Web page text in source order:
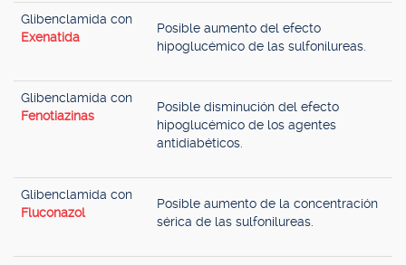
Glibenclamida con
Exenatida
Posible aumento del efecto
hipoglucémico de las sulfonilureas.
Glibenclamida con
Fenotiazinas
Posible disminución del efecto
hipoglucémico de los agentes
antidiabéticos.
Glibenclamida con
Fluconazol
Posible aumento de la concentración
sérica de las sulfonilureas.